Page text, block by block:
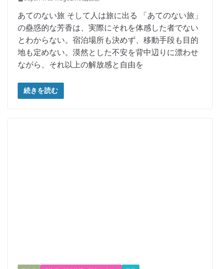
あてのない旅 そして人は旅に出る 「あてのない旅」
の蠱惑的な芳香は、実際にそれを体感した者でない
とわからない。宿泊場所も決めず、移動手段も目的
地も定めない。漠然とした不安を背中辺りに漂わせ
ながら、それ以上の解放感と自由を
続きを読む